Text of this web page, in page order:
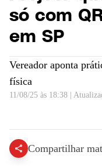
só com
em SP
Vereador aponta
física
11/08/25 às 18:38
Compartilhar